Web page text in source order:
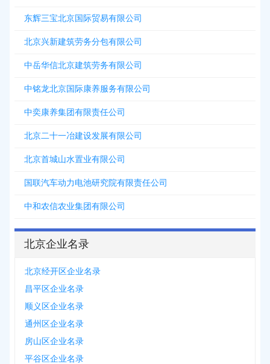
东辉三宝北京国际贸易有限公司
北京兴新建筑劳务分包有限公司
中岳华信北京建筑劳务有限公司
中铭龙北京国际康养服务有限公司
中奕康养集团有限责任公司
北京二十一冶建设发展有限公司
北京首城山水置业有限公司
国联汽车动力电池研究院有限责任公司
中和农信农业集团有限公司
北京企业名录
北京经开区企业名录
昌平区企业名录
顺义区企业名录
通州区企业名录
房山区企业名录
平谷区企业名录